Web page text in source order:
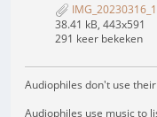
38.41 kB, 443x591
291 keer bekeken
Audiophiles don't use
Audiophiles use music to